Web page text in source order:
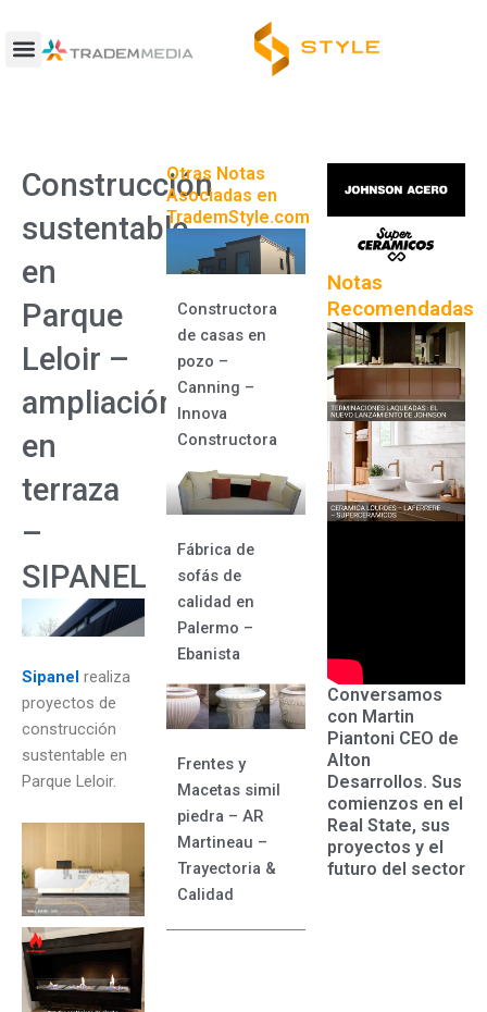
contenido
Construcción
sustentable
en
Parque
Leloir –
ampliación
en
terraza
–
SIPANEL
Sipanel realiza
proyectos de
construcción
sustentable en
Parque Leloir.
Otras Notas
Asociadas en
TrademStyle.com
Constructora
de casas en
pozo –
Canning –
Innova
Constructora
Fábrica de
sofás de
calidad en
Palermo –
Ebanista
Frentes y
Macetas simil
piedra – AR
Martineau –
Trayectoria &
Calidad
Notas
Recomendadas
Conversamos
con Martin
Piantoni CEO de
Alton
Desarrollos. Sus
comienzos en el
Real State, sus
proyectos y el
futuro del sector